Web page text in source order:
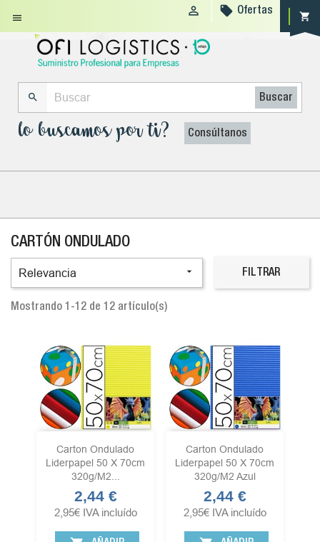
 shopping_cart
  Ofertas
 Buscar
lo buscamos por ti? Consúltanos
CARTÓN ONDULADO
Relevancia  FILTRAR
Mostrando 1-12 de 12 artículo(s)
Carton Ondulado
Liderpapel 50 X 70cm
320g/m2...
Precio
2,44 €
2,95€ IVA incluído
Carton Ondulado
Liderpapel 50 X 70cm
320g/m2 Azul
Precio
2,44 €
2,95€ IVA incluído